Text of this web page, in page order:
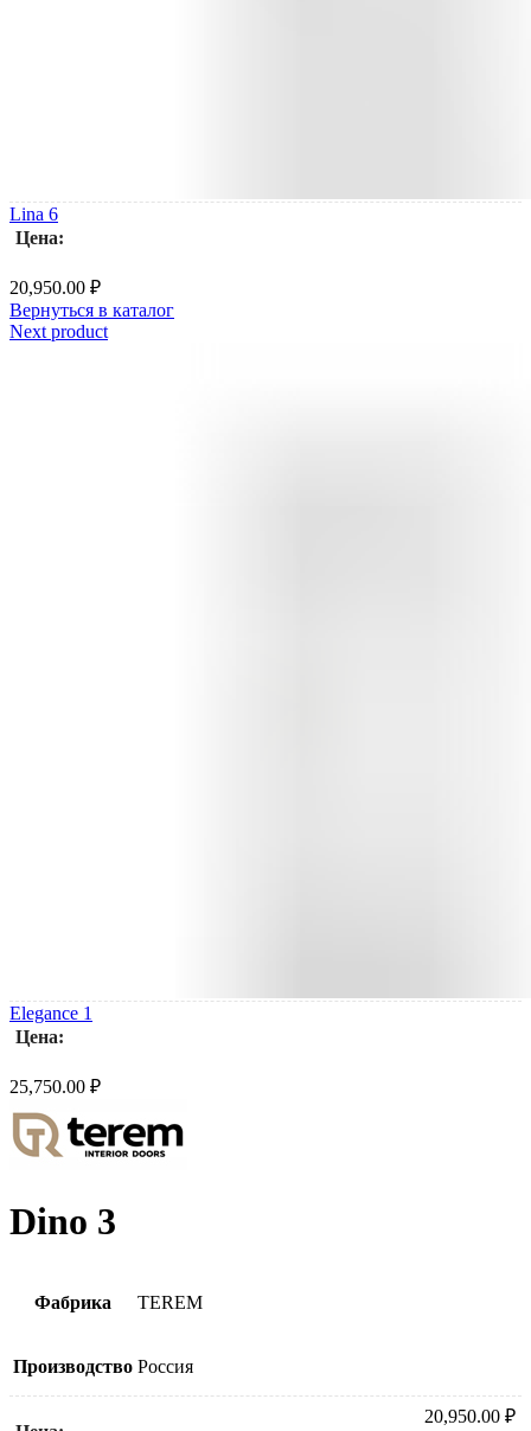
Lina 6
Цена:
20,950.00 ₽
Вернуться в каталог
Next product
Elegance 1
Цена:
25,750.00 ₽
Dino 3
Фабрика TEREM
Производство Россия
20,950.00 ₽